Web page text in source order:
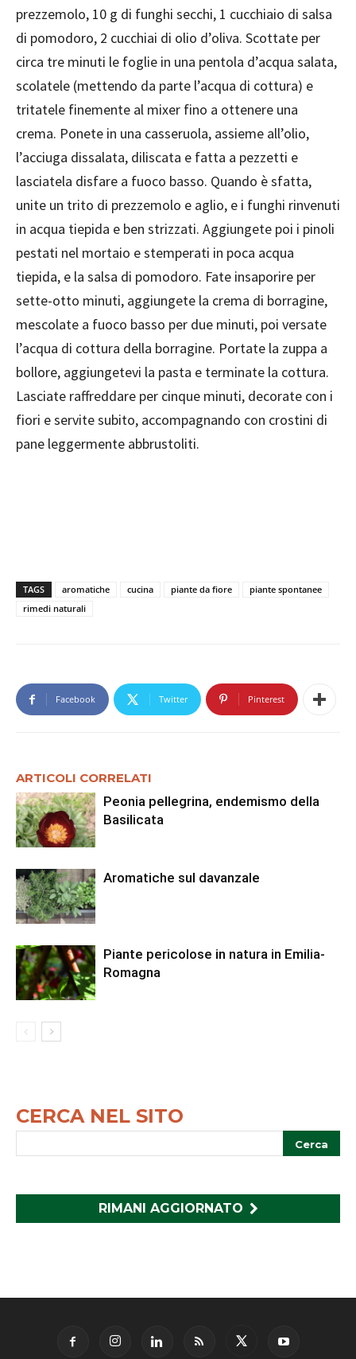
prezzemolo, 10 g di funghi secchi, 1 cucchiaio di salsa
di pomodoro, 2 cucchiai di olio d’oliva. Scottate per
circa tre minuti le foglie in una pentola d’acqua salata,
scolatele (mettendo da parte l’acqua di cottura) e
tritatele finemente al mixer fino a ottenere una
crema. Ponete in una casseruola, assieme all’olio,
l’acciuga dissalata, diliscata e fatta a pezzetti e
lasciatela disfare a fuoco basso. Quando è sfatta,
unite un trito di prezzemolo e aglio, e i funghi rinvenuti
in acqua tiepida e ben strizzati. Aggiungete poi i pinoli
pestati nel mortaio e stemperati in poca acqua
tiepida, e la salsa di pomodoro. Fate insaporire per
sette-otto minuti, aggiungete la crema di borragine,
mescolate a fuoco basso per due minuti, poi versate
l’acqua di cottura della borragine. Portate la zuppa a
bollore, aggiungetevi la pasta e terminate la cottura.
Lasciate raffreddare per cinque minuti, decorate con i
fiori e servite subito, accompagnando con crostini di
pane leggermente abbrustoliti.
TAGS aromatiche cucina piante da fiore
piante spontanee
rimedi naturali
Facebook Twitter Pinterest
ARTICOLI CORRELATI
Peonia pellegrina, endemismo della
Basilicata
Aromatiche sul davanzale
Piante pericolose in natura in Emilia-
Romagna
CERCA NEL SITO
RIMANI AGGIORNATO